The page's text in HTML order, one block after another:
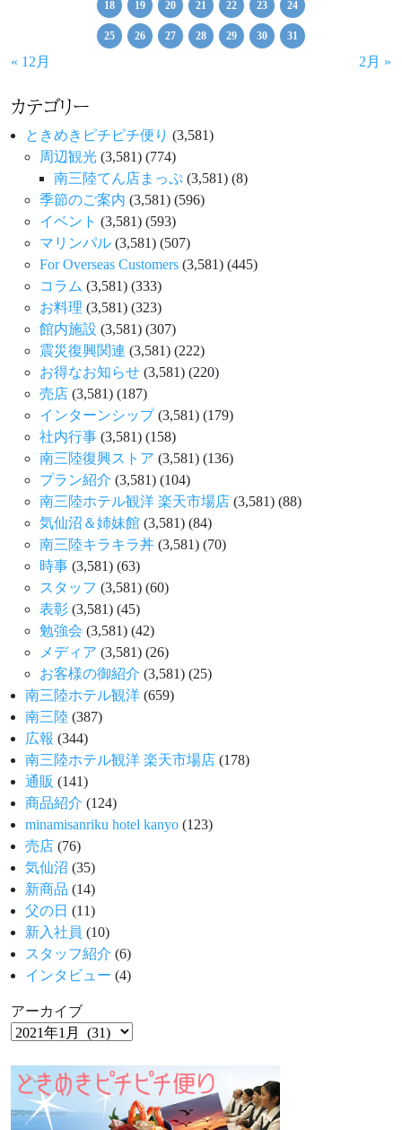
18 19 20 21 22 23 24
25 26 27 28 29 30 31
« 12月 2月 »
カテゴリー
ときめきピチピチ便り (3,581)
周辺観光 (3,581) (774)
南三陸てん店まっぷ (3,581) (8)
季節のご案内 (3,581) (596)
イベント (3,581) (593)
マリンパル (3,581) (507)
For Overseas Customers (3,581) (445)
コラム (3,581) (333)
お料理 (3,581) (323)
館内施設 (3,581) (307)
震災復興関連 (3,581) (222)
お得なお知らせ (3,581) (220)
売店 (3,581) (187)
インターンシップ(3,581) (179)
社内行事 (3,581) (158)
南三陸復興ストア (3,581) (136)
プラン紹介 (3,581) (104)
南三陸ホテル観洋 楽天市場店 (3,581) (88)
気仙沼＆姉妹館 (3,581) (84)
南三陸キラキラ丼 (3,581) (70)
時事 (3,581) (63)
スタッフ (3,581) (60)
表彰 (3,581) (45)
勉強会 (3,581) (42)
メディア (3,581) (26)
お客様の御紹介 (3,581) (25)
南三陸ホテル観洋 (659)
南三陸 (387)
広報 (344)
南三陸ホテル観洋 楽天市場店 (178)
通販 (141)
商品紹介 (124)
minamisanriku hotel kanyo (123)
売店 (76)
気仙沼 (35)
新商品 (14)
父の日 (11)
新入社員 (10)
スタッフ紹介 (6)
インタビュー (4)
アーカイブ